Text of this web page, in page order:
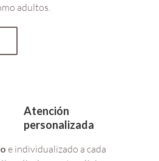
adultos.
Atención
personalizada
e individualizado a cada